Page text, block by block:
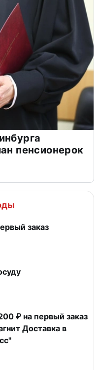
пенсионерок
заказ
₽ на первый заказ
Доставка в